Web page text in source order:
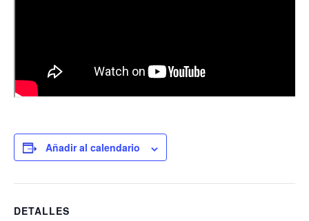
Añadir al calendario
DETALLES